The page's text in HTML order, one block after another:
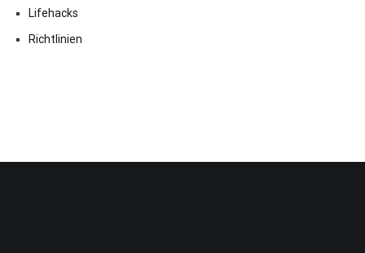
Lifehacks
Richtlinien